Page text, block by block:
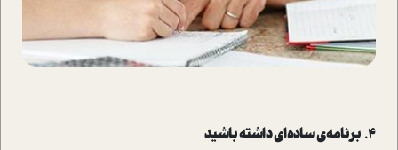
۴. برنامه‌ی ساده‌ای داشته باشید